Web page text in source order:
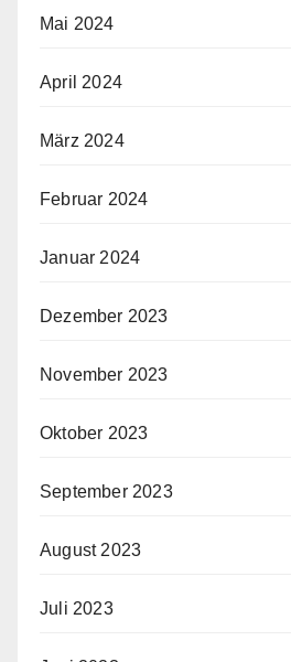
Mai 2024
April 2024
März 2024
Februar 2024
Januar 2024
Dezember 2023
November 2023
Oktober 2023
September 2023
August 2023
Juli 2023